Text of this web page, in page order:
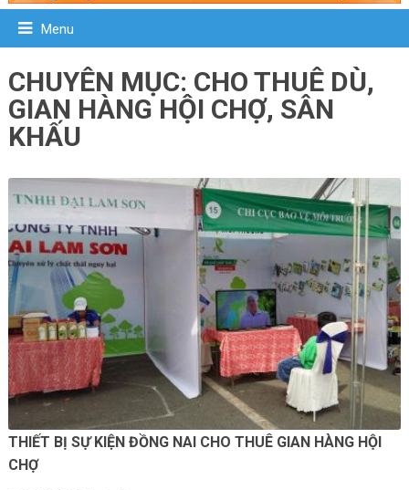
Menu
CHUYÊN MỤC: CHO THUÊ DÙ,
GIAN HÀNG HỘI CHỢ, SÂN
KHẤU
THIẾT BỊ SỰ KIỆN ĐỒNG NAI CHO THUÊ GIAN HÀNG HỘI
CHỢ